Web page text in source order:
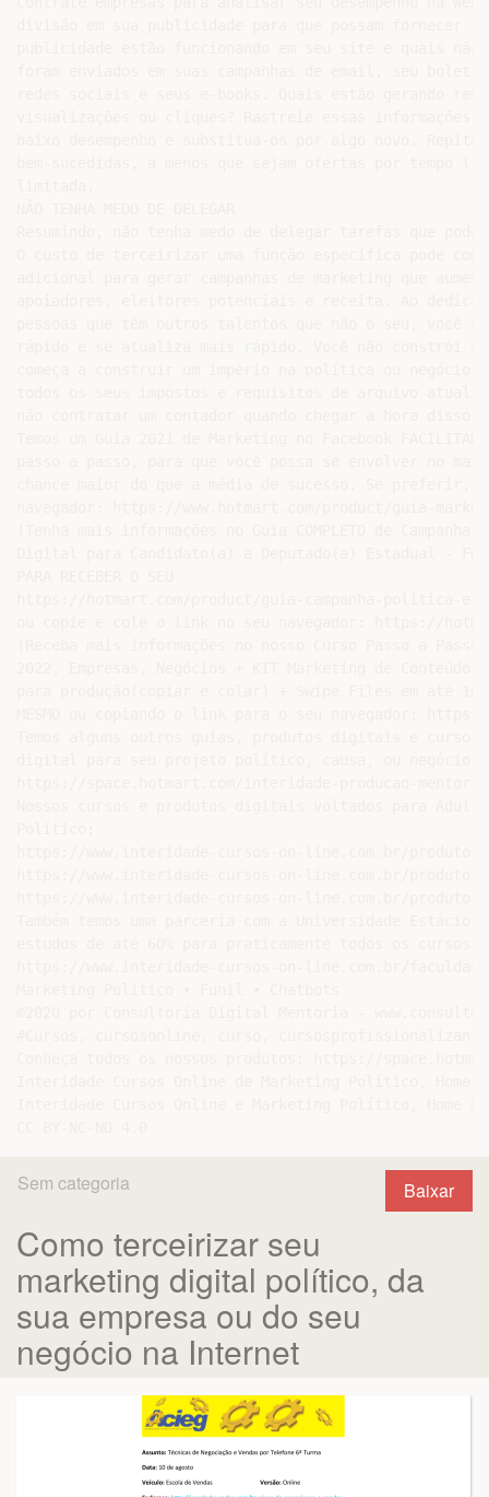
Baixar
Sem categoria
Como terceirizar seu
marketing digital político, da
sua empresa ou do seu
negócio na Internet